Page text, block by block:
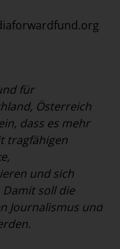
für
Österreich
dass es mehr
tragfähigen
und sich
soll die
Journalismus und